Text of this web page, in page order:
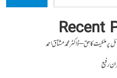
Recent
ملکیت کا حق – ڈاکٹر محمد مشتاق احمد
رفیع